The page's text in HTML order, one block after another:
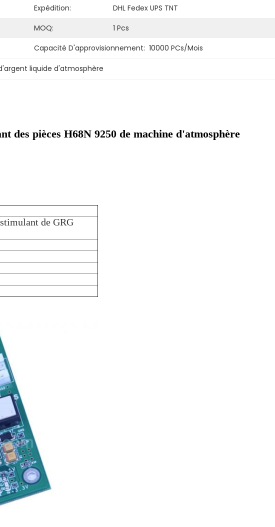
Expédition:
DHL Fedex UPS TNT
MOQ:
1 Pcs
Capacité D'approvisionnement: 10000 PCs/mois
liquide d'atmosphère
des pièces H68N 9250 de machine d'atmosphère
de GRG